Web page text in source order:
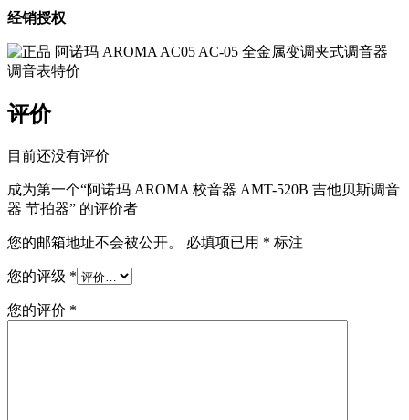
经销授权
评价
目前还没有评价
成为第一个“阿诺玛 AROMA 校音器 AMT-520B 吉他贝斯调音
器 节拍器” 的评价者
您的邮箱地址不会被公开。 必填项已用 * 标注
您的评级 *
您的评价 *